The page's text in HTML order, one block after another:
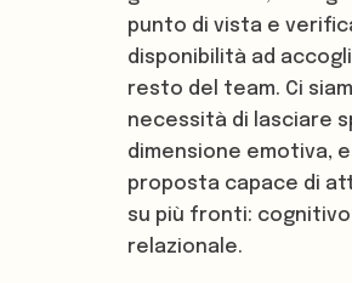
punto di vista e
disponibilità ad
resto del team. Ci
necessità di lasciare
dimensione emotiva,
proposta capace di
su più fronti:
relazionale.